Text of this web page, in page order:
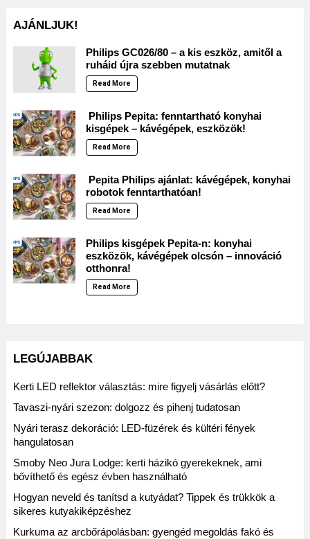
AJÁNLJUK!
Philips GC026/80 – a kis eszköz, amitől a
ruháid újra szebben mutatnak
Read More
Philips Pepita: fenntartható konyhai
kisgépek – kávégépek, eszközök!
Read More
Pepita Philips ajánlat: kávégépek, konyhai
robotok fenntarthatóan!
Read More
Philips kisgépek Pepita-n: konyhai
eszközök, kávégépek olcsón – innováció
otthonra!
Read More
LEGÚJABBAK
Kerti LED reflektor választás: mire figyelj vásárlás előtt?
Tavaszi-nyári szezon: dolgozz és pihenj tudatosan
Nyári terasz dekoráció: LED-füzérek és kültéri fények
hangulatosan
Smoby Neo Jura Lodge: kerti házikó gyerekeknek, ami
bővíthető és egész évben használható
Hogyan neveld és tanítsd a kutyádat? Tippek és trükkök a
sikeres kutyakiképzéshez
Kurkuma az arcbőrápolásban: gyengéd megoldás fakó és